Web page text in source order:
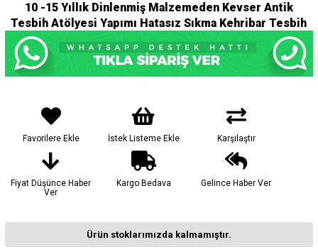
10 -15 Yıllık Dinlenmiş Malzemeden Kevser Antik
Tesbih Atölyesi Yapımı Hatasız Sıkma Kehribar Tesbih
Favorilere Ekle İstek Listeme Ekle Karşılaştır
Fiyat Düşünce Haber
Ver
Kargo Bedava Gelince Haber Ver
Ürün stoklarımızda kalmamıştır.